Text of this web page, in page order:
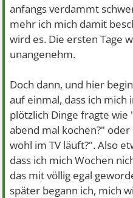
anfangs verdammt
mehr ich mich damit
wird es. Die ersten Tage
unangenehm.
Doch dann, und hier
auf einmal, dass ich
plötzlich Dinge fragte wie
abend mal kochen?"
wohl im TV läuft?". Also
dass ich mich Wochen
das mit völlig egal
später begann ich, mich